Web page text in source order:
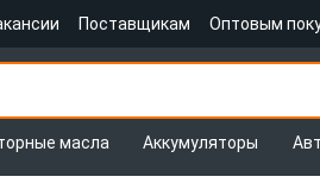
Поставщикам Оптовым
масла Аккумуляторы